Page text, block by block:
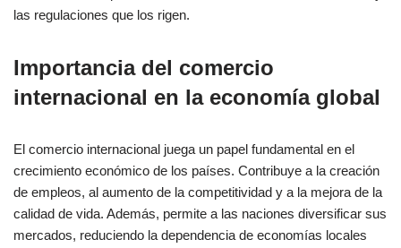
las regulaciones que los rigen.
Importancia del comercio
internacional en la economía global
El comercio internacional juega un papel fundamental en el
crecimiento económico de los países. Contribuye a la creación
de empleos, al aumento de la competitividad y a la mejora de la
calidad de vida. Además, permite a las naciones diversificar sus
mercados, reduciendo la dependencia de economías locales